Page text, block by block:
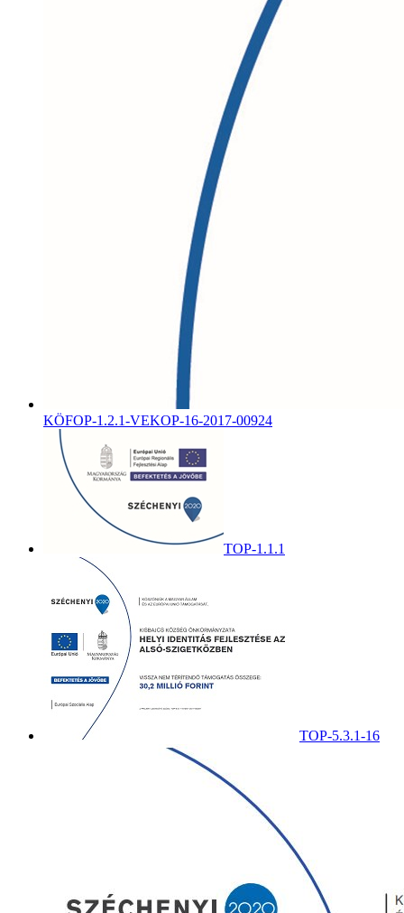
KÖFOP-1.2.1-VEKOP-16-2017-00924
TOP-1.1.1
TOP-5.3.1-16